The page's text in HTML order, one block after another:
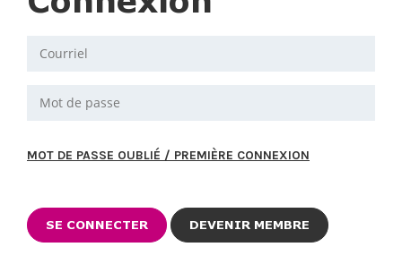
MOT DE PASSE OUBLIÉ / PREMIÈRE CONNEXION
DEVENIR MEMBRE